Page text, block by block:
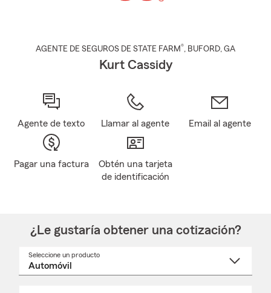
AGENTE DE SEGUROS DE STATE FARM®, BUFORD, GA
Kurt Cassidy
Agente de texto Llamar al agente Email al agente
Pagar una factura
Obtén una tarjeta
de identificación
¿Le gustaría obtener una cotización?
Seleccione un producto